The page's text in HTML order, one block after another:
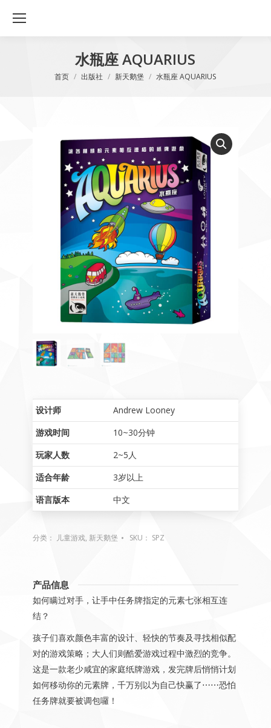
水瓶座 AQUARIUS
您在这里：
首页 出版社 新天鹅堡 水瓶座 AQUARIUS
设计师
Andrew Looney
游戏时间
10~30分钟
玩家人数
2~5人
适合年龄
3岁以上
语言版本
中文
分类： 儿童游戏, 新天鹅堡 SKU： SPZ
产品信息
如何瞒过对手，让手中任务牌指定的元素七张相互连
结？
孩子们喜欢颜色丰富的设计、轻快的节奏及寻找相似配
对的游戏策略；大人们则酷爱游戏过程中激烈的竞争。
这是一款老少咸宜的家庭纸牌游戏，发完牌后悄悄计划
如何移动你的元素牌，千万别以为自己快赢了⋯⋯恐怕
任务牌就要被调包囉！